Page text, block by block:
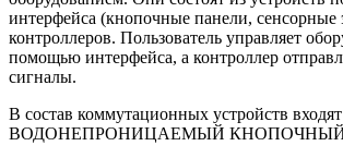
интерфейса (кнопочные панели, сенсорные
контроллеров. Пользователь управляет
помощью интерфейса, а контроллер
сигналы.
В состав коммутационных устройств
ВОДОНЕПРОНИЦАЕМЫЙ